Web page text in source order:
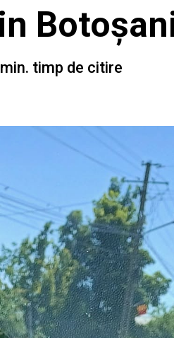
timp de citire